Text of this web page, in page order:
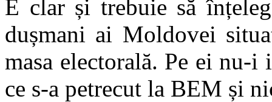
E clar și trebuie să
dușmani ai Moldovei
masa electorală. Pe ei nu-i
ce s-a petrecut la BEM și